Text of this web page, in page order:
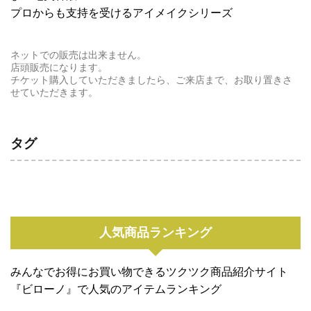
プロからも支持を受けるアイメイクシリーズ
ネットでの販売は出来ません。
店頭販売になります。
チケット購入していただきましたら、ご来店まで、お取り置きさ
せていただきます。
タグ
人気商品ランキング
みんなでお得にお買い物できるツクツク商品紹介サイト
『ビローノ』で人気のアイテムランキング